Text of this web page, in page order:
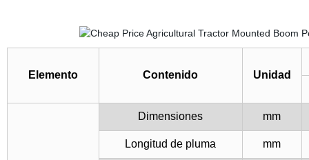
Elemento Contenido Unidad
Dimensiones mm
Longitud de pluma
mm